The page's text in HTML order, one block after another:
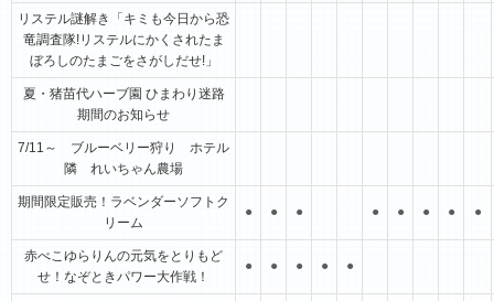
リステル謎解き「キミも今日から恐
竜調査隊!リステルにかくされたま
ぼろしのたまごをさがしだせ!」
夏・猪苗代ハーブ園 ひまわり迷路
期間のお知らせ
7/11～ ブルーベリー狩り ホテル
隣 れいちゃん農場
期間限定販売！ラベンダーソフトク
リーム
● ● ● ● ● ● ● ●
赤べこゆらりんの元気をとりもど
せ！なぞときパワー大作戦！
● ● ● ● ●